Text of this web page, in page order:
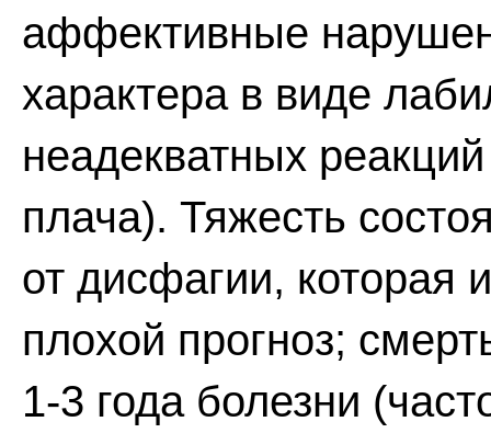
аффективные
характера в виде
неадекватных
плача). Тяжесть
от дисфагии, которая
плохой прогноз;
1-3 года болезни